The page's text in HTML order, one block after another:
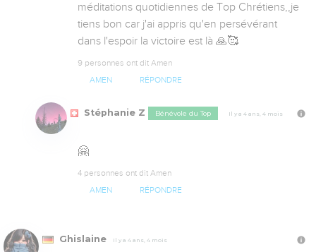
méditations quotidiennes de Top Chrétiens,,je
tiens bon car j'ai appris qu'en persévérant
dans l'espoir la victoire est là 🙏🥰
9 personnes ont dit Amen
AMEN RÉPONDRE
Stéphanie Z Bénévole du Top Il y a 4 ans, 4 mois
🤗
4 personnes ont dit Amen
AMEN RÉPONDRE
Ghislaine Il y a 4 ans, 4 mois